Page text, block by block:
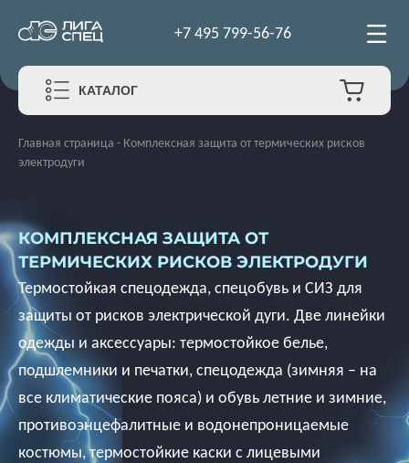
+7 495 799-56-76
КАТАЛОГ
Главная страница - Комплексная защита от термических рисков
электродуги
КОМПЛЕКСНАЯ ЗАЩИТА ОТ
ТЕРМИЧЕСКИХ РИСКОВ ЭЛЕКТРОДУГИ
Термостойкая спецодежда, спецобувь и СИЗ для
защиты от рисков электрической дуги. Две линейки
одежды и аксессуары: термостойкое белье,
подшлемники и печатки, спецодежда (зимняя – на
все климатические пояса) и обувь летние и зимние,
противоэнцефалитные и водонепроницаемые
костюмы, термостойкие каски с лицевыми